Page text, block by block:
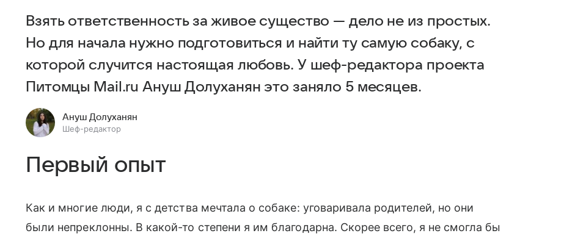
Взять ответственность за живое существо — дело не из простых.
Но для начала нужно подготовиться и найти ту самую собаку, с
которой случится настоящая любовь. У шеф-редактора проекта
Питомцы Mail.ru Ануш Долуханян это заняло 5 месяцев.
Ануш Долуханян
Шеф-редактор
Первый опыт
Как и многие люди, я с детства мечтала о собаке: уговаривала родителей, но они
были непреклонны. В какой-то степени я им благодарна. Скорее всего, я не смогла бы